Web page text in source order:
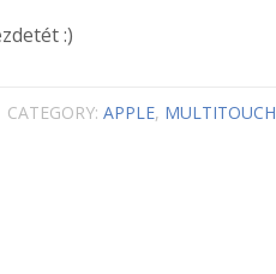
:)
CATEGORY: APPLE, MULTITOUCH